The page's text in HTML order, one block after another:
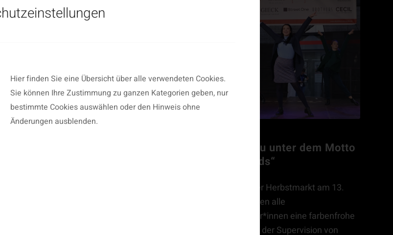
Hier finden Sie eine Übersicht über alle verwendeten Cookies.
Sie können Ihre Zustimmung zu ganzen Kategorien geben, nur
bestimmte Cookies auswählen oder den Hinweis ohne
Änderungen ausblenden.
8. Modenschau unter dem Motto
„Music Legends“
Auf dem Winnender Herbstmarkt am 13.
Oktober 2019 zeigten alle
Ausbildungsschüler*innen eine farbenfrohe
Modenschau unter der Supervision von